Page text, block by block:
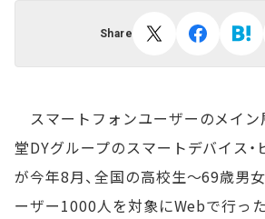
Share
スマートフォンユーザーのメイン
堂DYグループのスマートデバイス
が今年8月、全国の高校生～69歳男
ーザー1000人を対象にWebで行っ